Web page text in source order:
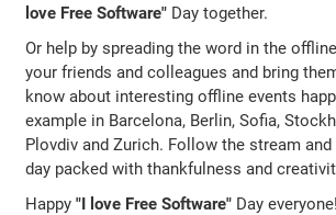
love Free Software" Day together.
Or help by spreading the word in the
your friends and colleagues and bring
know about interesting offline events
example in Barcelona, Berlin, Sofia,
Plovdiv and Zurich. Follow the stream
day packed with thankfulness and
Happy"I love Free Software" Day everyone!